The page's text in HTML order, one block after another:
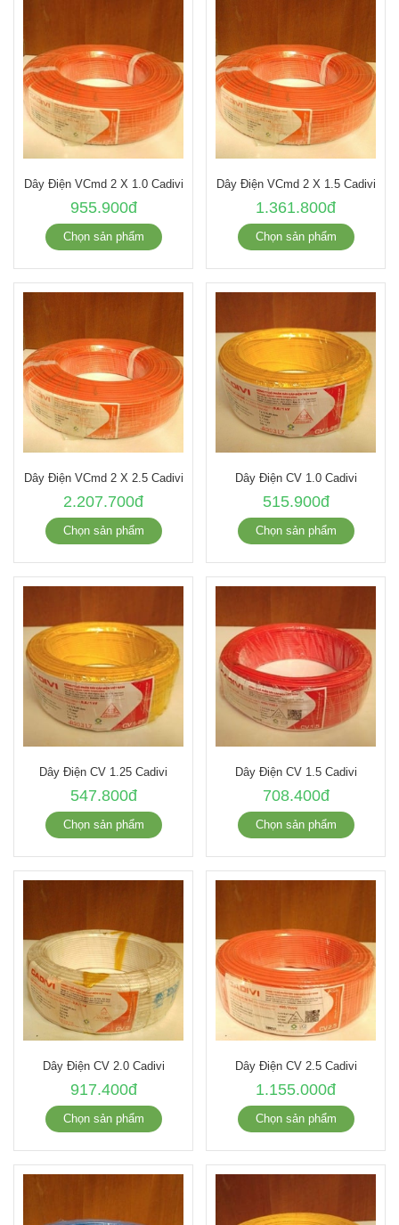
Dây Điện VCmd 2 X 1.0 Cadivi
955.900đ
Chọn sản phẩm
Dây Điện VCmd 2 X 1.5 Cadivi
1.361.800đ
Chọn sản phẩm
Dây Điện VCmd 2 X 2.5 Cadivi
2.207.700đ
Chọn sản phẩm
Dây Điện CV 1.0 Cadivi
515.900đ
Chọn sản phẩm
Dây Điện CV 1.25 Cadivi
547.800đ
Chọn sản phẩm
Dây Điện CV 1.5 Cadivi
708.400đ
Chọn sản phẩm
Dây Điện CV 2.0 Cadivi
917.400đ
Chọn sản phẩm
Dây Điện CV 2.5 Cadivi
1.155.000đ
Chọn sản phẩm